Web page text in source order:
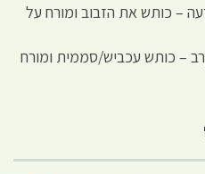
– כותש את הזבוב ומורח על
– כותש עכביש/סממית ומורח